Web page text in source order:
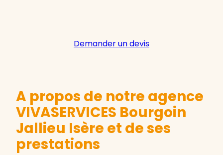
Demander un devis
A propos de notre agence
VIVASERVICES Bourgoin
Jallieu Isère et de ses
prestations